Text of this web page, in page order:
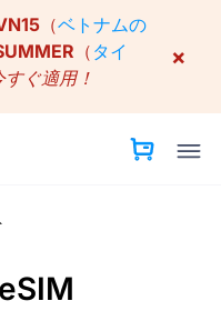
（ベトナムの
（ タイ
すぐ適用！
×